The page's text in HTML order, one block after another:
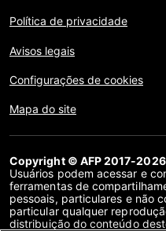
Política de privacidade
Avisos legais
Configurações de cookies
Mapa do site
Copyright © AFP 2017-
Usuários podem acessar e
ferramentas de
pessoais, particulares e não
particular qualquer
distribuição do conteúdo